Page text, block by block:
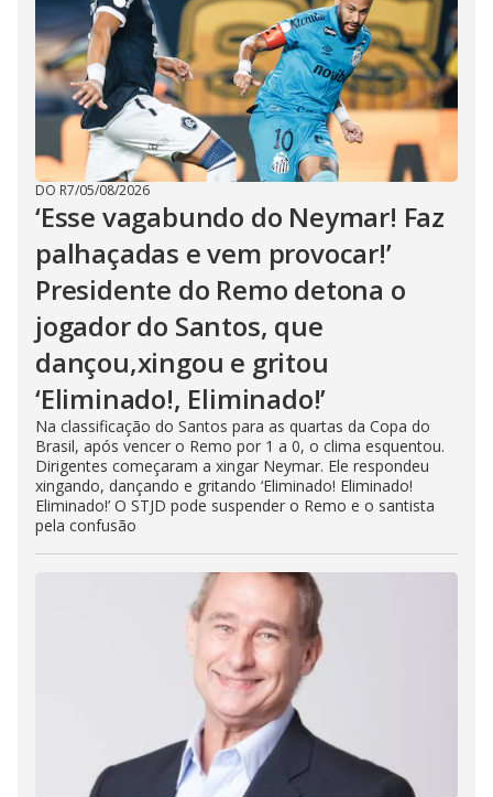
DO R7/05/08/2026
‘Esse vagabundo do Neymar! Faz
palhaçadas e vem provocar!’
Presidente do Remo detona o
jogador do Santos, que
dançou,xingou e gritou
‘Eliminado!, Eliminado!’
Na classificação do Santos para as quartas da Copa do
Brasil, após vencer o Remo por 1 a 0, o clima esquentou.
Dirigentes começaram a xingar Neymar. Ele respondeu
xingando, dançando e gritando ‘Eliminado! Eliminado!
Eliminado!’ O STJD pode suspender o Remo e o santista
pela confusão